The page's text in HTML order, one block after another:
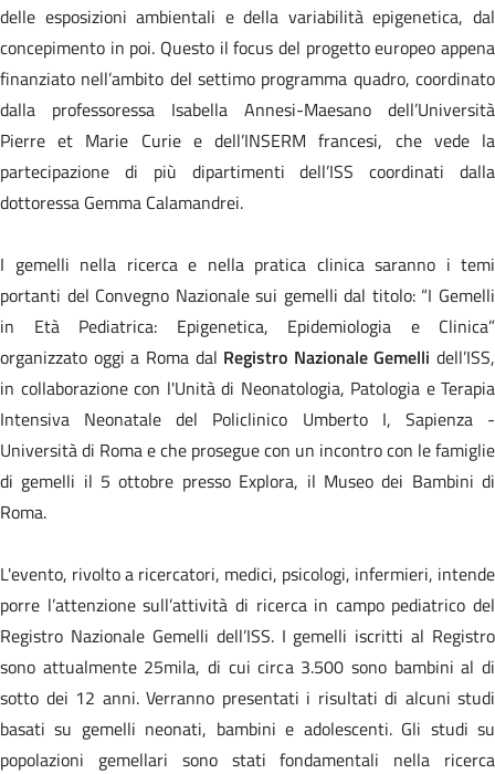
delle esposizioni ambientali e della variabilità epigenetica, dal
concepimento in poi. Questo il focus del progetto europeo appena
finanziato nell’ambito del settimo programma quadro, coordinato
dalla professoressa Isabella Annesi-Maesano dell’Università
Pierre et Marie Curie e dell’INSERM francesi, che vede la
partecipazione di più dipartimenti dell’ISS coordinati dalla
dottoressa Gemma Calamandrei.
I gemelli nella ricerca e nella pratica clinica saranno i temi
portanti del Convegno Nazionale sui gemelli dal titolo: “I Gemelli
in Età Pediatrica: Epigenetica, Epidemiologia e Clinica”
organizzato oggi a Roma dal Registro Nazionale Gemelli dell’ISS,
in collaborazione con l'Unità di Neonatologia, Patologia e Terapia
Intensiva Neonatale del Policlinico Umberto I, Sapienza -
Università di Roma e che prosegue con un incontro con le famiglie
di gemelli il 5 ottobre presso Explora, il Museo dei Bambini di
Roma.
L'evento, rivolto a ricercatori, medici, psicologi, infermieri, intende
porre l’attenzione sull’attività di ricerca in campo pediatrico del
Registro Nazionale Gemelli dell’ISS. I gemelli iscritti al Registro
sono attualmente 25mila, di cui circa 3.500 sono bambini al di
sotto dei 12 anni. Verranno presentati i risultati di alcuni studi
basati su gemelli neonati, bambini e adolescenti. Gli studi su
popolazioni gemellari sono stati fondamentali nella ricerca